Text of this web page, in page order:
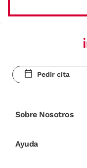
Pedir cita
Sobre Nosotros
Ayuda